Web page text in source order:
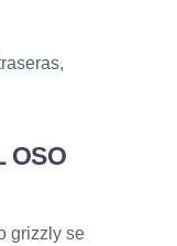
OSO
grizzly se